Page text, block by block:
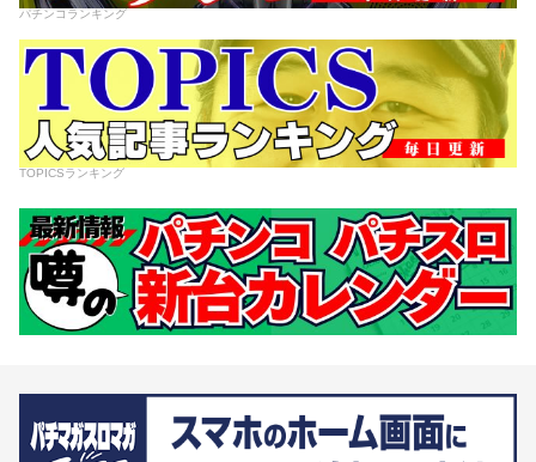
パチンコランキング
TOPICSランキング